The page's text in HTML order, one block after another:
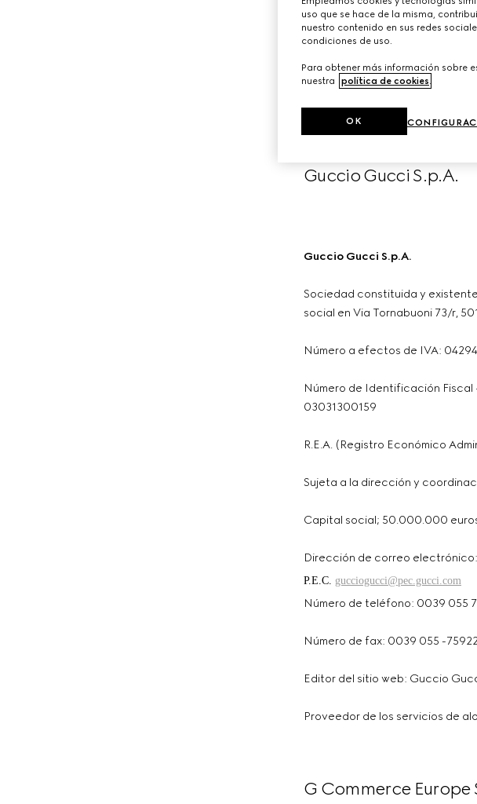
Guccio Gucci S.p.A.
Guccio Gucci S.p.A.
Sociedad constituida y
social en Via Tornabuoni 73/r,
Número a efectos de IVA:
Número de Identificación
03031300159
R.E.A. (Registro Económico
Sujeta a la dirección y
Capital social; 50.000.000
Dirección de correo electrónico:
P.E.C. gucciogucci@pec.gucci.com
Número de teléfono: 0039 055
Número de fax: 0039 055 -
Editor del sitio web: Guccio
Proveedor de los servicios de
G Commerce Europe
uso que se hace de la misma,
nuestro contenido en sus redes
condiciones de uso.
Para obtener más información sobre
nuestra
política de cookies.
OK